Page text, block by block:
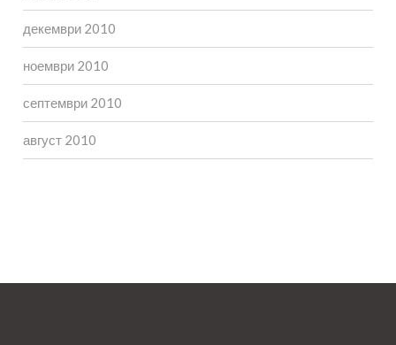
декември 2010
ноември 2010
септември 2010
август 2010